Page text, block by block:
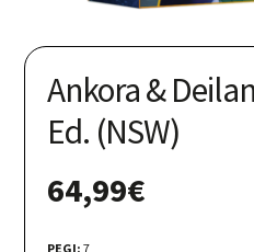
Ankora &
Ed. (NSW)
64,99€
PEGI:7